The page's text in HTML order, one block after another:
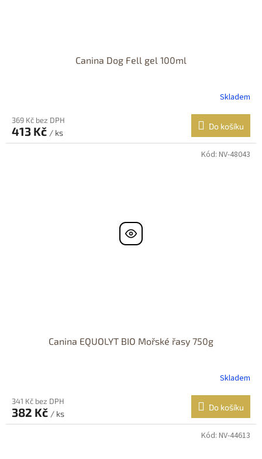
Canina Dog Fell gel 100ml
Skladem
369 Kč bez DPH
413 Kč / ks
Do košíku
Canina EQUOLYT BIO Mořské řasy 750g
Skladem
341 Kč bez DPH
382 Kč / ks
Do košíku
Kód: NV-48043
Kód: NV-44613